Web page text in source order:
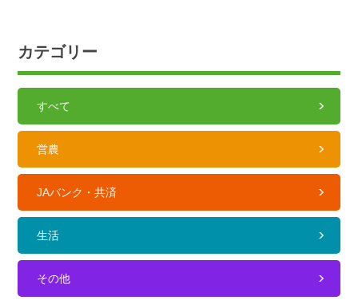
カテゴリー
すべて
営農
JAバンク・共済
生活
その他